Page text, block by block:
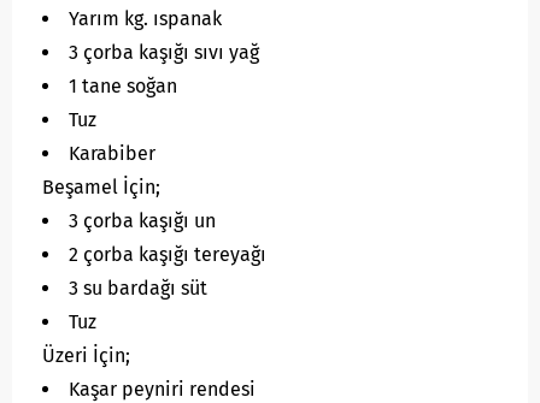
Yarım kg. ıspanak
3 çorba kaşığı sıvı yağ
1 tane soğan
Tuz
Karabiber
Beşamel İçin;
3 çorba kaşığı un
2 çorba kaşığı tereyağı
3 su bardağı süt
Tuz
Üzeri İçin;
Kaşar peyniri rendesi